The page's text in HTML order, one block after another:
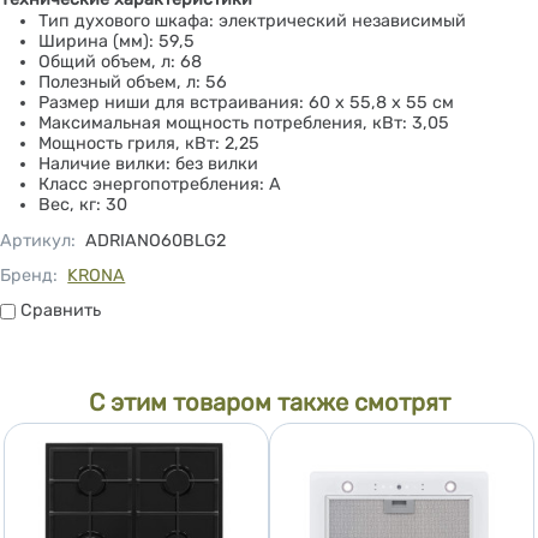
Тип духового шкафа: электрический независимый
Ширина (мм): 59,5
Общий объем, л: 68
Полезный объем, л: 56
Размер ниши для встраивания: 60 х 55,8 х 55 см
Максимальная мощность потребления, кВт: 3,05
Мощность гриля, кВт: 2,25
Наличие вилки: без вилки
Класс энергопотребления: А
Вес, кг: 30
Артикул: ADRIANO60BLG2
Бренд: KRONA
СравнитьСравнить
С этим товаром также смотрят